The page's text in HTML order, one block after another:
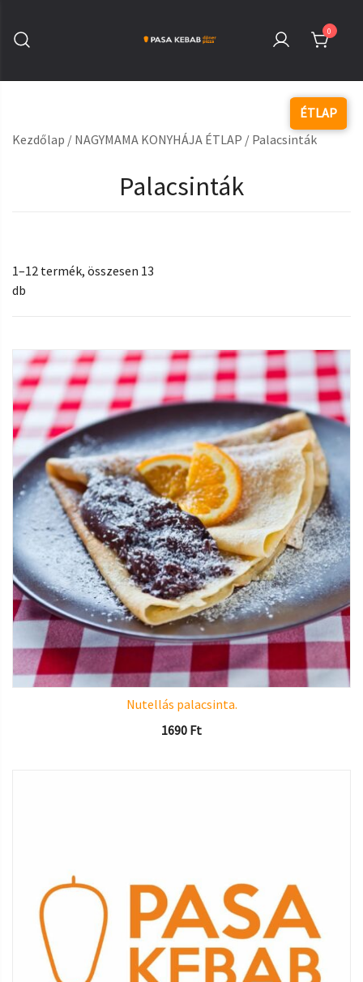
content
0
Kezdőlap / NAGYMAMA KONYHÁJA ÉTLAP / Palacsinták
Palacsinták
1–12 termék, összesen 13
db
Nutellás palacsinta.
1690 Ft